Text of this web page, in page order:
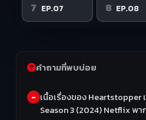
7 EP.07 8 EP.08
คำถามที่พบบ่อย
เนื้อเรื่องของ Heartstopper
Season 3 (2024) Netflix พา